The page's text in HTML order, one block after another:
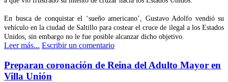
En busca de conquistar el ‘sueño americano’, Gustavo Adolfo vendió su
vehículo en la ciudad de Saltillo para costear el cruce de ilegal a los Estados
Unidos, sin embargo no le fue posible alcanzar dicho objetivo.
Leer más... Escribir un comentario
Preparan coronación de Reina del Adulto Mayor en
Villa Unión